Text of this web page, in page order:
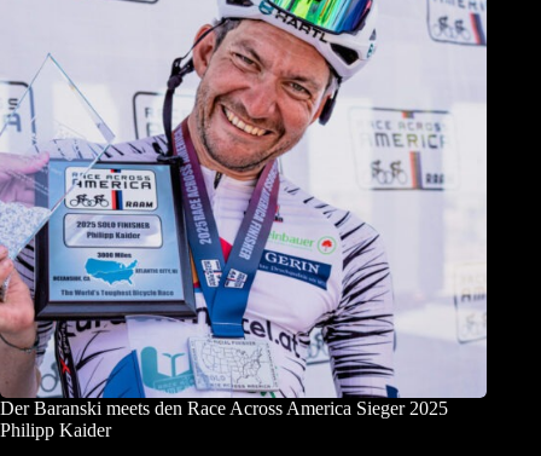
Der Baranski meets den Race Across America Sieger 2025
Philipp Kaider